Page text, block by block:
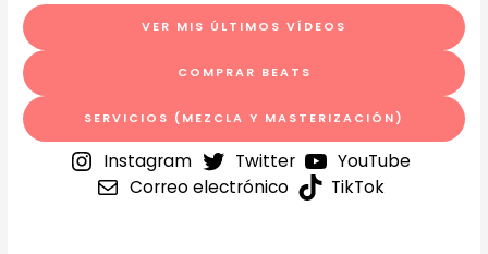
VER MIS ÚLTIMOS VÍDEOS
COMPRAR BEATS
SERVICIOS (MEZCLA Y MASTERIZACIÓN)
Instagram Twitter
YouTube
Correo electrónico
TikTok